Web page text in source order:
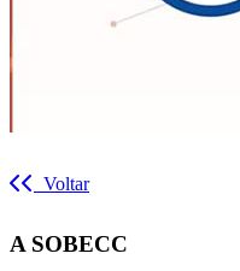
Voltar
A SOBECC